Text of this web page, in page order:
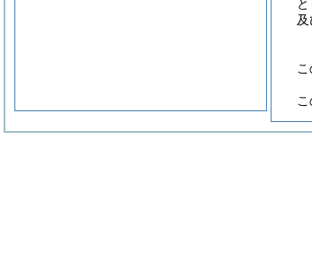
及